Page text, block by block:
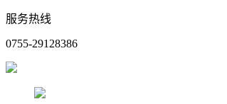
服务热线
0755-29128386